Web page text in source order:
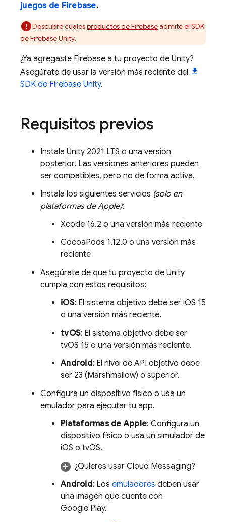
juegos de Firebase.
Descubre cuálesproductos de Firebaseadmite el SDK
deFirebaseUnity.
¿Ya agregaste Firebase a tu proyecto de Unity?
Asegúrate de usar la versión más reciente del
SDK de Firebase Unity.
Requisitos previos
Instala Unity 2021 LTS o una versión
posterior. Las versiones anteriores pueden
ser compatibles, pero no de forma activa.
Instala los siguientes servicios (solo en
plataformas de Apple):
Xcode 16.2 o una versión más reciente
CocoaPods 1.12.0 o una versión más
reciente
Asegúrate de que tu proyecto de Unity
cumpla con estos requisitos:
iOS: El sistema objetivo debe ser iOS 15
o una versión más reciente.
tvOS: El sistema objetivo debe ser
tvOS 15 o una versión más reciente.
Android: El nivel de API objetivo debe
ser 23 (Marshmallow) o superior.
Configura un dispositivo físico o usa un
emulador para ejecutar tu app.
Plataformas de Apple: Configura un
dispositivo físico o usa un simulador de
iOS o tvOS.
¿Quieres usar Cloud Messaging?
Android: Los emuladores deben usar
una imagen que cuente con
Google Play.